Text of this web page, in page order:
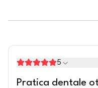
5
Pratica dentale